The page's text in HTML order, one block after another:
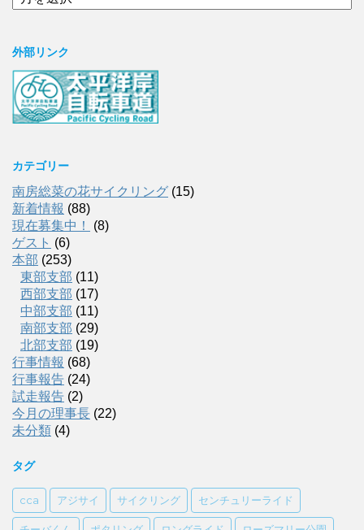
ー
ブ
外部リンク
カテゴリー
南房総菜の花サイクリング (15)
新着情報 (88)
現在募集中！
(8)
ゲスト (6)
本部 (253)
東部支部 (11)
西部支部 (17)
中部支部 (11)
南部支部 (29)
北部支部 (19)
行事情報 (68)
行事報告 (24)
試走報告 (2)
今月の理事長 (22)
未分類 (4)
タグ
cca アジサイ サイクリング センチュリーライド